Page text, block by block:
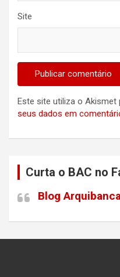
Site
Este site utiliza o Akismet
seus dados em
Curta o BAC no
Blog